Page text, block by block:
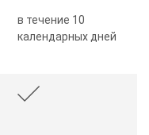
в течение 10
календарных дней